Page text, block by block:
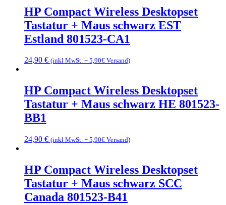
HP Compact Wireless Desktopset
Tastatur + Maus schwarz EST
Estland 801523-CA1
24,90 € (inkl MwSt. + 5,90€ Versand)
HP Compact Wireless Desktopset
Tastatur + Maus schwarz HE 801523-
BB1
24,90 € (inkl MwSt. + 5,90€ Versand)
HP Compact Wireless Desktopset
Tastatur + Maus schwarz SCC
Canada 801523-B41